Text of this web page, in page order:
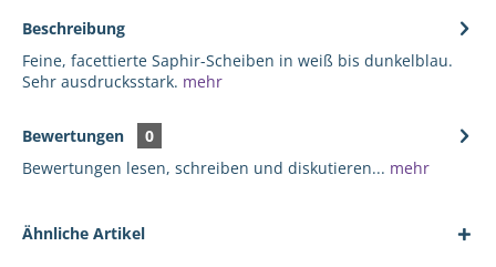
Beschreibung
Feine, facettierte Saphir-Scheiben in weiß bis dunkelblau.
Sehr ausdrucksstark. mehr
Bewertungen
0
Bewertungen lesen, schreiben und diskutieren... mehr
Ähnliche Artikel